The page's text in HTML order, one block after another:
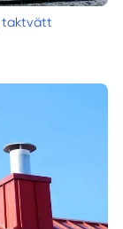
taktvätt